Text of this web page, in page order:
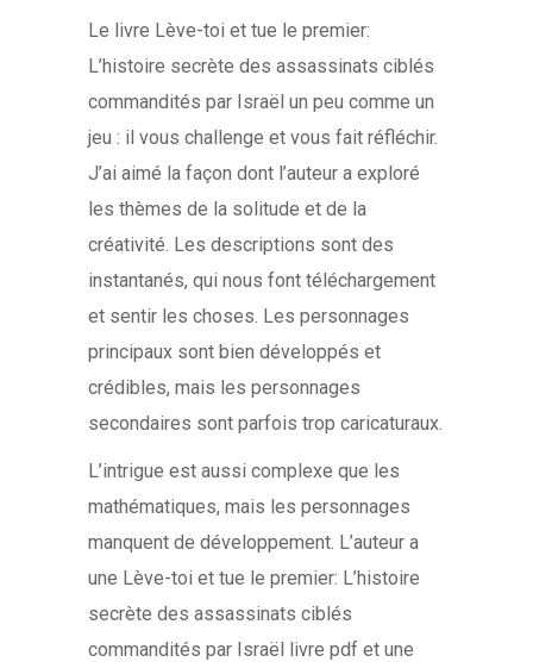
Le livre Lève-toi et tue le premier:
L’histoire secrète des assassinats ciblés
commandités par Israël un peu comme un
jeu : il vous challenge et vous fait réfléchir.
J’ai aimé la façon dont l’auteur a exploré
les thèmes de la solitude et de la
créativité. Les descriptions sont des
instantanés, qui nous font téléchargement
et sentir les choses. Les personnages
principaux sont bien développés et
crédibles, mais les personnages
secondaires sont parfois trop caricaturaux.
L’intrigue est aussi complexe que les
mathématiques, mais les personnages
manquent de développement. L’auteur a
une Lève-toi et tue le premier: L’histoire
secrète des assassinats ciblés
commandités par Israël livre pdf et une